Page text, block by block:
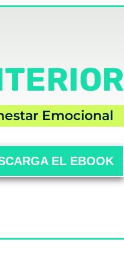
Emocional
EL EBOOK